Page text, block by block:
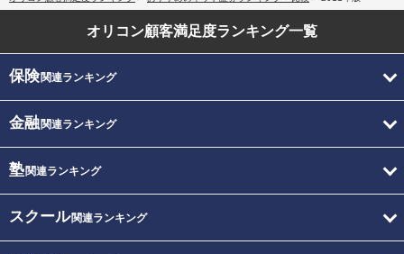
オリコン顧客満足度ランキング一覧
保険関連ランキング
金融関連ランキング
塾関連ランキング
スクール関連ランキング